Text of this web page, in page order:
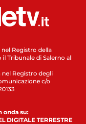
Registro della
il Tribunale di Salerno al
Registro degli
c/o
onda su:
DIGITALE TERRESTRE